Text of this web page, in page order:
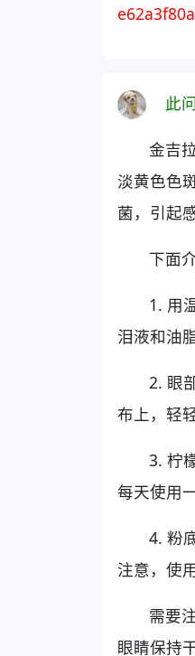
此
金吉
淡黄色色
菌，引起
下面
1. 用
泪液和油
2. 眼
布上，轻
3. 柠
每天使用
4. 粉
注意，使
需要
眼睛保持